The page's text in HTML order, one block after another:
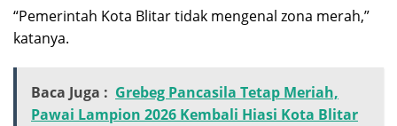
“Pemerintah Kota Blitar tidak mengenal zona merah,”
katanya.
Baca Juga : Grebeg Pancasila Tetap Meriah,
Pawai Lampion 2026 Kembali Hiasi Kota Blitar